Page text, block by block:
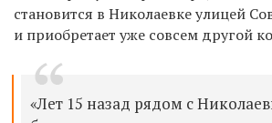
становится в Николаевке улицей
и приобретает уже совсем другой
«Лет 15 назад рядом с